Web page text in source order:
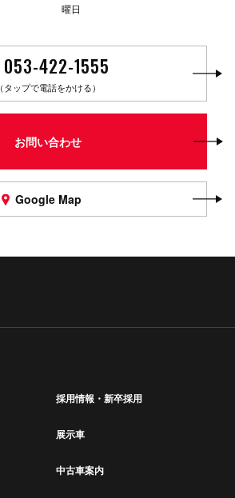
曜日
053-422-1555
（タップで電話をかける）
お問い合わせ
Google Map
採用情報・新卒採用
展示車
中古車案内